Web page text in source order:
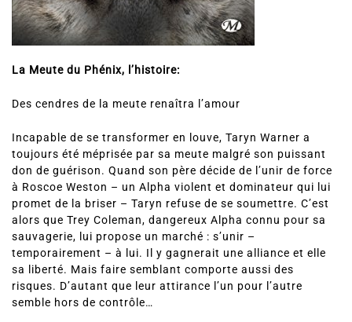
La Meute du Phénix, l’histoire:
Des cendres de la meute renaîtra l’amour
Incapable de se transformer en louve, Taryn Warner a
toujours été méprisée par sa meute malgré son puissant
don de guérison. Quand son père décide de l’unir de force
à Roscoe Weston – un Alpha violent et dominateur qui lui
promet de la briser – Taryn refuse de se soumettre. C’est
alors que Trey Coleman, dangereux Alpha connu pour sa
sauvagerie, lui propose un marché : s’unir –
temporairement – à lui. Il y gagnerait une alliance et elle
sa liberté. Mais faire semblant comporte aussi des
risques. D’autant que leur attirance l’un pour l’autre
semble hors de contrôle…